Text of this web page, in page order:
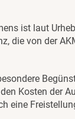
ist laut
die von der
Kosten der
eine